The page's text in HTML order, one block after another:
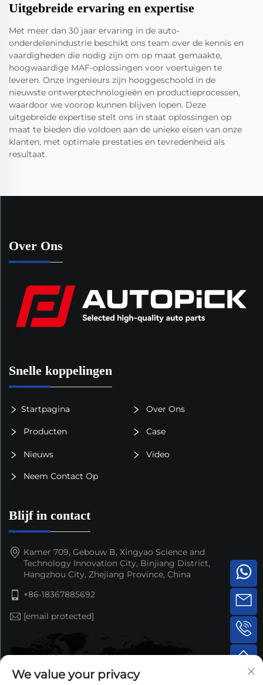
Uitgebreide ervaring en expertise
Met meer dan 30 jaar ervaring in de auto-
onderdelenindustrie beschikt ons team over de kennis en
vaardigheden die nodig zijn om op maat gemaakte,
hoogwaardige MAF-oplossingen voor voertuigen te
leveren. Onze ingenieurs zijn hooggeschoold in de
nieuwste ontwerptechnologieën en productieprocessen,
waardoor we voorop kunnen blijven lopen. Deze
uitgebreide expertise stelt ons in staat oplossingen op
maat te bieden die voldoen aan de unieke eisen van onze
klanten, met optimale prestaties en tevredenheid als
resultaat.
Over Ons
Snelle koppelingen
Startpagina Over Ons
Producten Case
Nieuws Video
Neem Contact Op
Blijf in contact
Kamer 709, Gebouw B, Xingyao Science and
Technology Innovation City, Binjiang District,
Hangzhou City, Zhejiang Province, China
+86-18367885692
[email protected]
We value your privacy